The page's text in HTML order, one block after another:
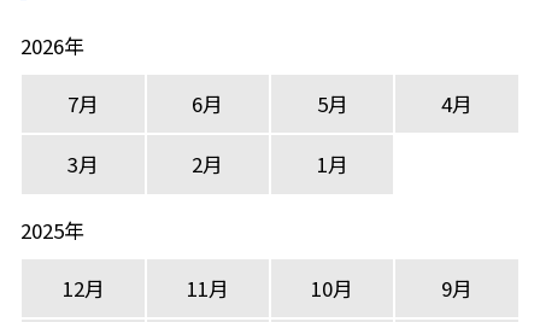
2026年
7月
6月 5月 4月
3月 2月 1月
2025年
12月
11月 10月 9月